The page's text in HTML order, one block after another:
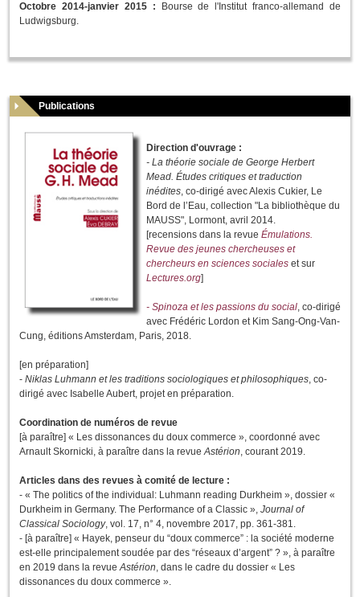
Octobre 2014-janvier 2015 :
Bourse de l'Institut franco-allemand de
Ludwigsburg.
Publications
Direction d'ouvrage :
- La théorie sociale de George Herbert
Mead. Études critiques et traduction
inédites, co-dirigé avec Alexis Cukier, Le
Bord de l’Eau, collection "La bibliothèque du
MAUSS", Lormont, avril 2014.
[recensions dans la revue Émulations.
Revue des jeunes chercheuses et
chercheurs en sciences sociales et sur
Lectures.org]
- Spinoza et les passions du social, co-dirigé
avec Frédéric Lordon et Kim Sang-Ong-Van-
Cung, éditions Amsterdam, Paris, 2018.
[en préparation]
- Niklas Luhmann et les traditions sociologiques et philosophiques, co-
dirigé avec Isabelle Aubert, projet en préparation.
Coordination de numéros de revue
[à paraître] « Les dissonances du doux commerce », coordonné avec
Arnault Skornicki, à paraître dans la revueAstérion, courant 2019.
Articles dans des revues à comité de lecture :
- « The politics of the individual: Luhmann reading Durkheim », dossier «
Durkheim in Germany. The Performance of a Classic », Journal of
Classical Sociology, vol. 17, n° 4, novembre 2017, pp. 361-381.
- [à paraître] « Hayek, penseur du “doux commerce” : la société moderne
est-elle principalement soudée par des “réseaux d’argent” ? », à paraître
en 2019 dans la revueAstérion, dans le cadre du dossier « Les
dissonances du doux commerce ».